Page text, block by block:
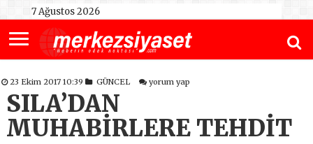
7 Ağustos 2026
23 Ekim 2017 10:39 GÜNCEL yorum yap
SILA’DAN
MUHABİRLERE TEHDİT